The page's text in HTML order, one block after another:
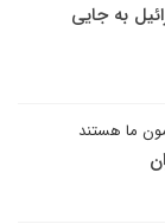
به جایی
ما هستند